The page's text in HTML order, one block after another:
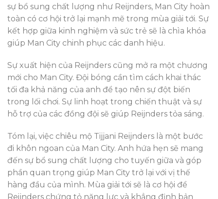
sự bổ sung chất lượng như Reijnders, Man City hoàn
toàn có cơ hội trở lại mạnh mẽ trong mùa giải tới. Sự
kết hợp giữa kinh nghiệm và sức trẻ sẽ là chìa khóa
giúp Man City chinh phục các danh hiệu.
Sự xuất hiện của Reijnders cũng mở ra một chương
mới cho Man City. Đội bóng cần tìm cách khai thác
tối đa khả năng của anh để tạo nên sự đột biến
trong lối chơi. Sự linh hoạt trong chiến thuật và sự
hỗ trợ của các đồng đội sẽ giúp Reijnders tỏa sáng.
Tóm lại, việc chiêu mộ Tijjani Reijnders là một bước
đi khôn ngoan của Man City. Anh hứa hẹn sẽ mang
đến sự bổ sung chất lượng cho tuyến giữa và góp
phần quan trọng giúp Man City trở lại với vị thế
hàng đầu của mình. Mùa giải tới sẽ là cơ hội để
Reijnders chứng tỏ năng lực và khẳng định bản